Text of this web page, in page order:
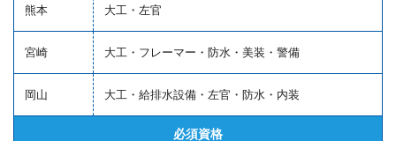
熊本 大工・左官
宮崎 大工・フレーマー・防水・美装・警備
岡山 大工・給排水設備・左官・防水・内装
必須資格